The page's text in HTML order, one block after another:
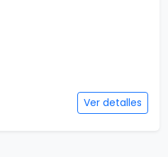
Ver detalles